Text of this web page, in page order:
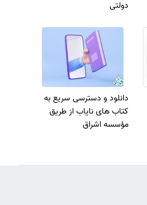
دولتی
دانلود و دسترسی سریع به
کتاب های نایاب از طریق
مؤسسه اشراق